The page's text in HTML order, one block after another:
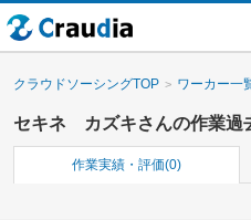
クラウドソーシングTOP ワーカー一
セキネ カズキさんの作業過
作業実績・評価(0)